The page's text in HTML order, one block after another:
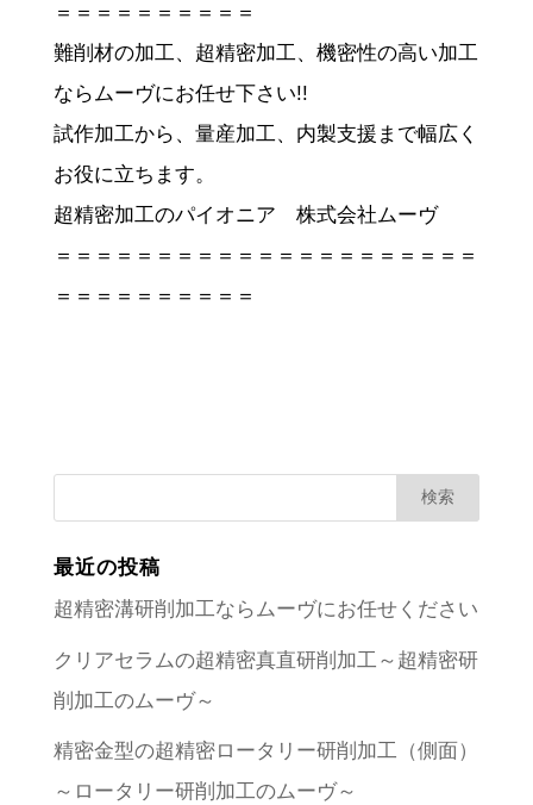
＝＝＝＝＝＝＝＝＝＝
難削材の加工、超精密加工、機密性の高い加工
ならムーヴにお任せ下さい!!
試作加工から、量産加工、内製支援まで幅広く
お役に立ちます。
超精密加工のパイオニア 株式会社ムーヴ
＝＝＝＝＝＝＝＝＝＝＝＝＝＝＝＝＝＝＝＝＝
＝＝＝＝＝＝＝＝＝＝
最近の投稿
超精密溝研削加工ならムーヴにお任せください
クリアセラムの超精密真直研削加工～超精密研
削加工のムーヴ～
精密金型の超精密ロータリー研削加工（側面）
～ロータリー研削加工のムーヴ～